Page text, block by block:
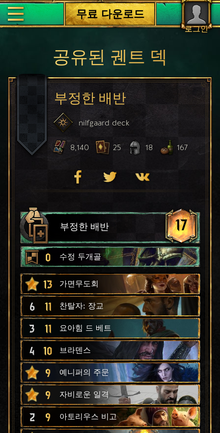
로그인
무료 다운로드
공유된 궨트 덱
부정한 배반
nilfgaard deck
8,140 25 18 167
부정한 배반 17
0 수정 두개골
13 가면무도회
6 11 찬탈자: 장교
3 11 요아힘 드 베트
4 10 브라덴스
9 예니퍼의 주문
9 자비로운 일격
2 9 아토리우스 비고